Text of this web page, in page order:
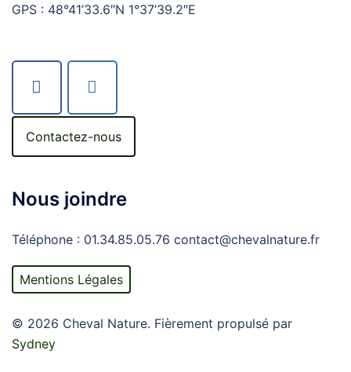
GPS : 48°41’33.6″N 1°37’39.2″E
Contactez-nous
Nous joindre
Téléphone : 01.34.85.05.76 contact@chevalnature.fr
Mentions Légales
© 2026 Cheval Nature. Fièrement propulsé par
Sydney